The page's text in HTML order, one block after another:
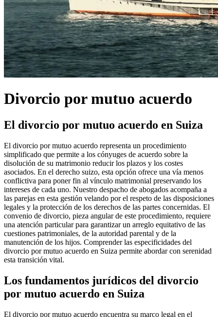
Divorcio por mutuo acuerdo
El divorcio por mutuo acuerdo en Suiza
El divorcio por mutuo acuerdo representa un procedimiento
simplificado que permite a los cónyuges de acuerdo sobre la
disolución de su matrimonio reducir los plazos y los costes
asociados. En el derecho suizo, esta opción ofrece una vía menos
conflictiva para poner fin al vínculo matrimonial preservando los
intereses de cada uno. Nuestro despacho de abogados acompaña a
las parejas en esta gestión velando por el respeto de las disposiciones
legales y la protección de los derechos de las partes concernidas. El
convenio de divorcio, pieza angular de este procedimiento, requiere
una atención particular para garantizar un arreglo equitativo de las
cuestiones patrimoniales, de la autoridad parental y de la
manutención de los hijos. Comprender las especificidades del
divorcio por mutuo acuerdo en Suiza permite abordar con serenidad
esta transición vital.
Los fundamentos jurídicos del divorcio
por mutuo acuerdo en Suiza
El divorcio por mutuo acuerdo encuentra su marco legal en el